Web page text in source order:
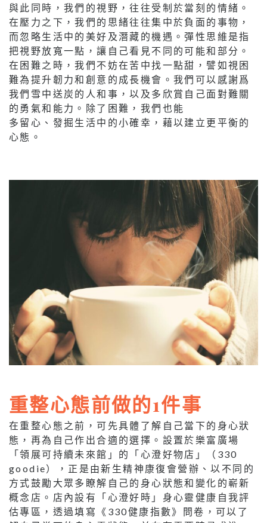
與此同時，我們的視野，往往受制於當刻的情緒。
在壓力之下，我們的思緒往往集中於負面的事物，
而忽略生活中的美好及潛藏的機遇。彈性思維是指
把視野放寬一點，讓自己看見不同的可能和部分。
在困難之時，我們不妨在苦中找一點甜，譬如視困
難為提升韌力和創意的成長機會。我們可以感謝爲
我們雪中送炭的人和事，以及多欣賞自己面對難關
的勇氣和能力。除了困難，我們也能
多留心、發掘生活中的小確幸，藉以建立更平衡的
心態。
重整心態前做的1件事
在重整心態之前，可先具體了解自己當下的身心狀
態，再為自己作出合適的選擇。設置於樂富廣場
「領展可持續未來館」的「心澄好物店」（330
goodie），正是由新生精神康復會營辦、以不同的
方式鼓勵大眾多瞭解自己的身心狀態和變化的嶄新
概念店。店內設有「心澄好時」身心靈健康自我評
估專區，透過填寫《330健康指數》問卷，可以了